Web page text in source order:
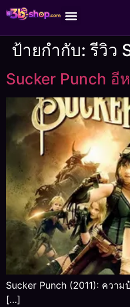
ป้ายกำกับ:รีวิว
Sucker Punch อี
Sucker Punch (2011): ความ
[…]